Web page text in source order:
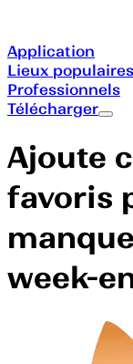
Application
Lieux populaires
Professionnels
Télécharger
Ajoute
favoris
week-